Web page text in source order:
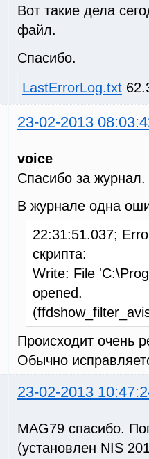
Вот такие дела
файл.
Спасибо.
LastErrorLog.txt
23-02-2013
voice
Спасибо за журнал.
В журнале одна
22:31:51.037;
скрипта:
Write: File
opened.
Происходит очень
Обычно
23-02-2013
MAG79 спасибо.
(установлен NIS